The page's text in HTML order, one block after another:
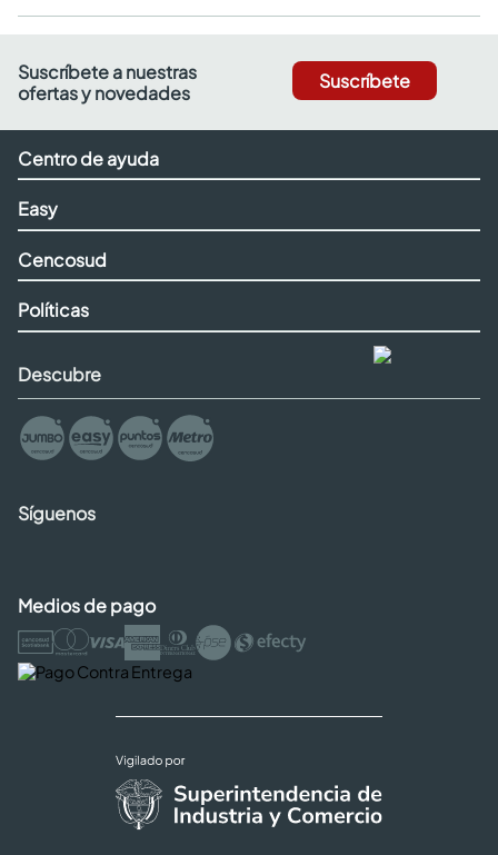
Suscríbete a nuestras
ofertas y novedades
Suscríbete
Centro de ayuda
Easy
Cencosud
Políticas
Descubre
Síguenos
Medios de pago